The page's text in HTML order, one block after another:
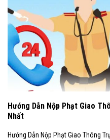
Hướng Dẫn Nộp Phạt Giao
Nhất
Hướng Dẫn Nộp Phạt Giao Thông